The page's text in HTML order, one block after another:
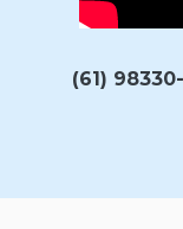
(61)